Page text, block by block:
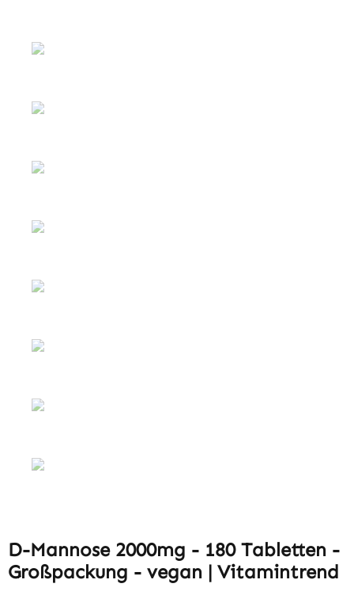
D-Mannose 2000mg - 180 Tabletten -
Großpackung - vegan | Vitamintrend